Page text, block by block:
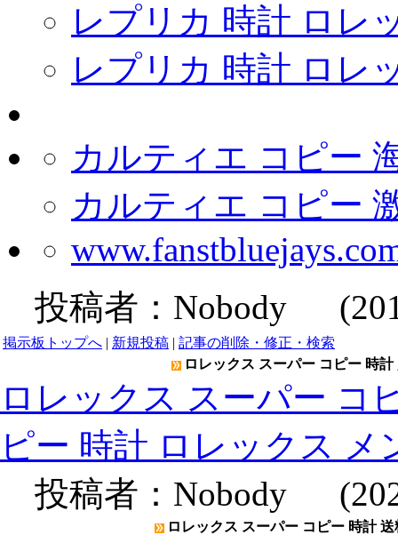
レプリカ 時計 ロレ
レプリカ 時計 ロレ
カルティエ コピー
カルティエ コピー
投稿者： Nobody
掲示板トップへ | 新規投稿 | 記事の削除・修正・検索
ロレックス スーパー コピー 時
ロレックス スーパー コ
ピー 時計 ロレックス メ
投稿者： Nobody
ロレックス スーパー コピー 時計